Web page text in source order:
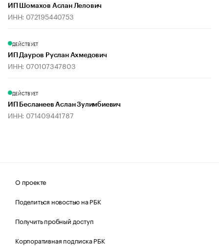
ИП Шомахов Аслан Лелович
ИНН: 072195440753
ДЕЙСТВУЕТ
ИП Дауров Руслан Ахмедович
ИНН: 070107347803
ДЕЙСТВУЕТ
ИП Бесланеев Аслан Зулимбиевич
ИНН: 071409441787
О проекте
Поделиться новостью на РБК
Получить пробный доступ
Корпоративная подписка РБК